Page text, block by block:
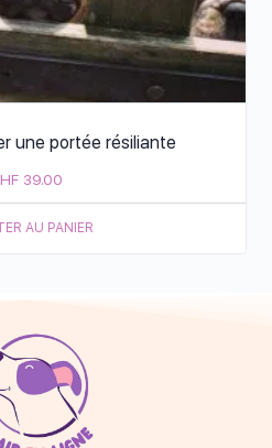
une portée résiliante
39.00
AU PANIER